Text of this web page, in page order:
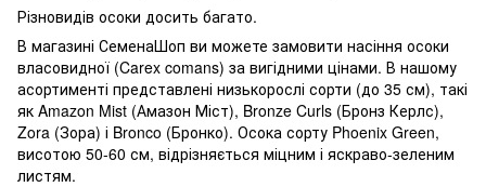
Різновидів осоки досить багато.
В магазині СеменаШоп ви можете замовити насіння осоки
власовидної (Carex comans) за вигідними цінами. В нашому
асортименті представлені низькорослі сорти (до 35 см), такі
як Amazon Mist (Амазон Міст), Bronze Curls (Бронз Керлс),
Zora (Зора) і Bronco (Бронко). Осока сорту Phoenix Green,
висотою 50-60 см, відрізняється міцним і яскраво-зеленим
листям.